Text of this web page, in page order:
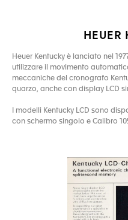
HEUER
Heuer Kentucky è lanciato nel
utilizzare il movimento
meccaniche del cronografo
quarzo, anche con display LCD
I modelli Kentucky LCD sono
con schermo singolo e Calibro